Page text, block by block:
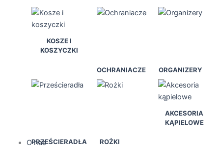
KOSZE I
KOSZYCZKI
OCHRANIACZE ORGANIZERY
PRZEŚCIERADŁA ROŻKI
AKCESORIA
KĄPIELOWE
O nas